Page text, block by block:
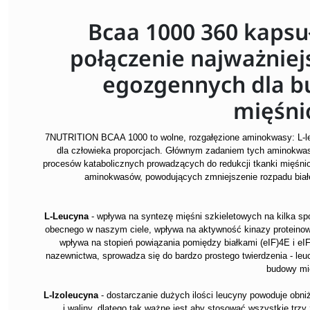
Bcaa 1000 360
połączenie
egozgennych dla
7NUTRITION BCAA 1000 to wolne, rozgałęzione aminokwasy:
dla człowieka proporcjach. Głównym zadaniem tych
procesów katabolicznych prowadzących do redukcji tkanki
aminokwasów, powodujących zmniejszenie rozpadu
L-Leucyna - wpływa na syntezę mięśni szkieletowych na kilka
obecnego w naszym ciele, wpływa na aktywność kinazy
wpływa na stopień powiązania pomiędzy białkami (eIF)4E i
nazewnictwa, sprowadza się do bardzo prostego twierdzenia -
budowy
L-Izoleucyna - dostarczanie dużych ilości leucyny powoduje